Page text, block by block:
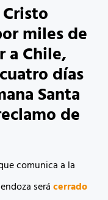
miles de
a Chile,
días
Santa
de
comunica a la
serácerrado